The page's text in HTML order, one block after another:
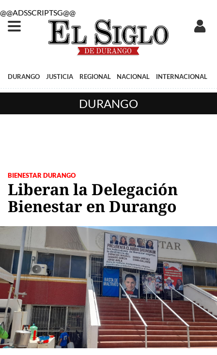
@@ADSSCRIPTSG@@
DURANGO JUSTICIA REGIONAL NACIONAL INTERNACIONAL
DURANGO
BIENESTAR DURANGO
Liberan la Delegación
Bienestar en Durango